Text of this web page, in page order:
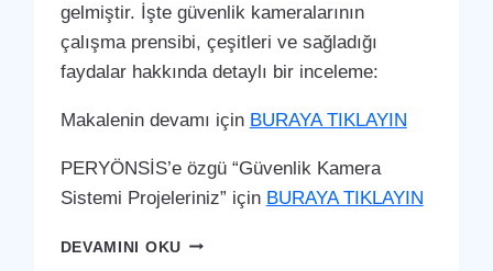
gelmiştir. İşte güvenlik kameralarının
çalışma prensibi, çeşitleri ve sağladığı
faydalar hakkında detaylı bir inceleme:
Makalenin devamı için BURAYA TIKLAYIN
PERYÖNSİS’e özgü “Güvenlik Kamera
Sistemi Projeleriniz” için BURAYA TIKLAYIN
DEVAMINI OKUSULTANGAZI